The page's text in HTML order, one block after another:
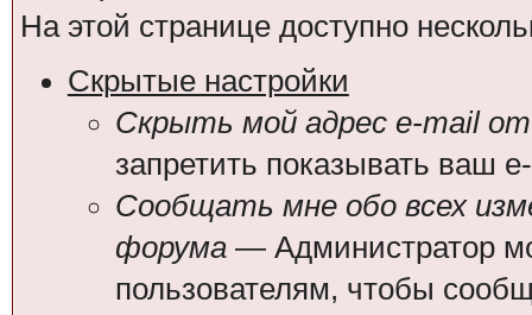
На этой странице доступно
Скрытые настройки
Скрыть мой адрес e-mail от
запретить показывать ваш
Сообщать мне обо всех
форума— Администратор
пользователям, чтобы